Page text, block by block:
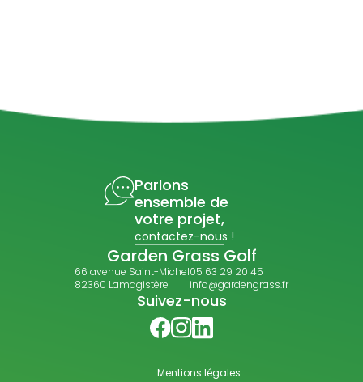
Parlons
ensemble de
votre projet,
contactez-nous !
Garden Grass Golf
66 avenue Saint-Michel
82360 Lamagistère
05 63 29 20 45
info@gardengrass.fr
Suivez-nous
Mentions légales